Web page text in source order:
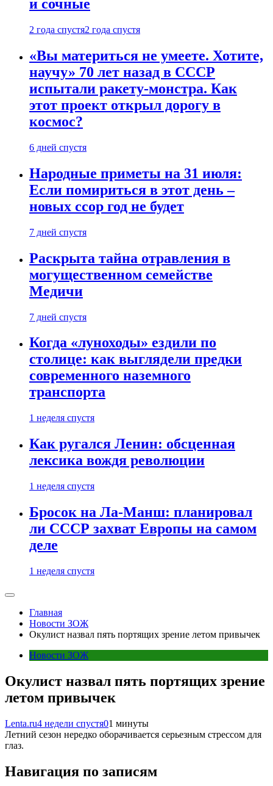
и сочные
2 года спустя2 года спустя
«Вы материться не умеете. Хотите,
научу» 70 лет назад в СССР
испытали ракету-монстра. Как
этот проект открыл дорогу в
космос?
6 дней спустя
Народные приметы на 31 июля:
Если помириться в этот день –
новых ссор год не будет
7 дней спустя
Раскрыта тайна отравления в
могущественном семействе
Медичи
7 дней спустя
Когда «луноходы» ездили по
столице: как выглядели предки
современного наземного
транспорта
1 неделя спустя
Как ругался Ленин: обсценная
лексика вождя революции
1 неделя спустя
Бросок на Ла-Манш: планировал
ли СССР захват Европы на самом
деле
1 неделя спустя
Главная
Новости ЗОЖ
Окулист назвал пять портящих зрение летом привычек
Новости ЗОЖ
Окулист назвал пять портящих зрение
летом привычек
Lenta.ru4 недели спустя01 минуты
Летний сезон нередко оборачивается серьезным стрессом для
глаз.
Навигация по записям